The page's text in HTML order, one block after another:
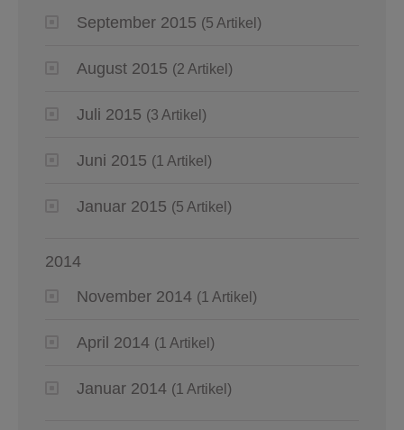
September 2015 (5 Artikel)
August 2015 (2 Artikel)
Juli 2015 (3 Artikel)
Juni 2015 (1 Artikel)
Januar 2015 (5 Artikel)
2014
November 2014 (1 Artikel)
April 2014 (1 Artikel)
Januar 2014 (1 Artikel)